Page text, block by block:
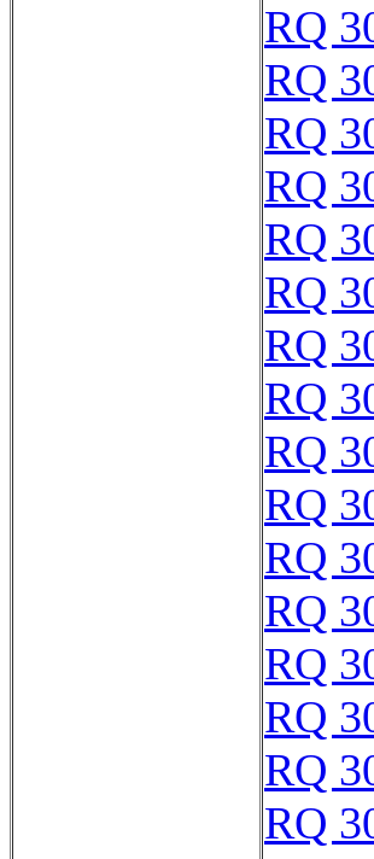
RQ
RQ
RQ
RQ
RQ
RQ
RQ
RQ
RQ
RQ
RQ
RQ
RQ
RQ
RQ
RQ